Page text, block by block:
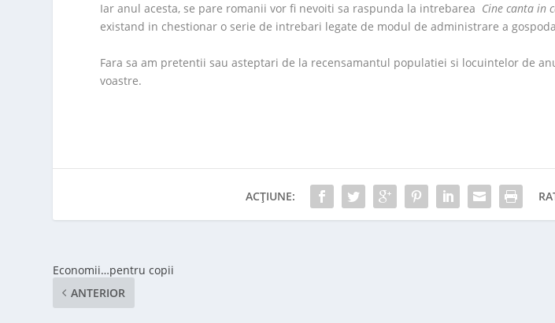
Iar anul acesta, se pare romanii vor fi nevoiti sa raspunda la intrebarea Cine canta in
existand in chestionar o serie de intrebari legate de modul de administrare a
Fara sa am pretentii sau asteptari de la recensamantul populatiei si locuintelor de
voastre.
ACȚIUNE:
Economii…pentru copii
ANTERIOR